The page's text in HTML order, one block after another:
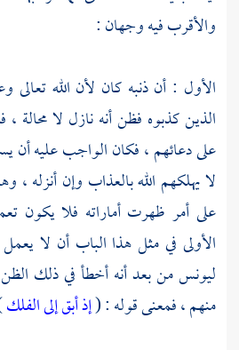
والأقرب فيه وجهان :
الأول : أن ذنبه كان لأن الله تعالى
الذين كذبوه فظن أنه نازل لا محالة
على دعائهم ، فكان الواجب عليه أن
لا يهلكهم الله بالعذاب وإن أنزله ،
على أمر ظهرت أماراته فلا يكون
الأولى في مثل هذا الباب أن لا
ليونسمن بعد أنه أخطأ في ذلك
منهم ، فمعنى قوله : (إذ أبق إلى الفلك